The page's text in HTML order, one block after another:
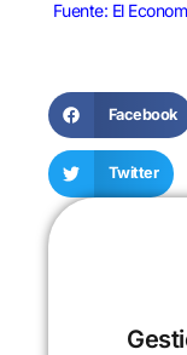
Fuente: El
Facebook
Twitter